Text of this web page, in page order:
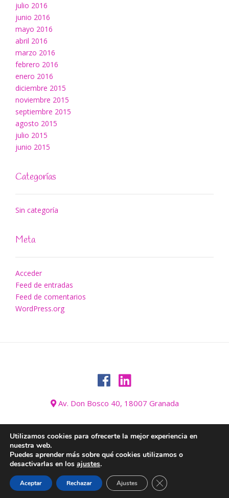
julio 2016
junio 2016
mayo 2016
abril 2016
marzo 2016
febrero 2016
enero 2016
diciembre 2015
noviembre 2015
septiembre 2015
agosto 2015
julio 2015
junio 2015
Categorías
Sin categoría
Meta
Acceder
Feed de entradas
Feed de comentarios
WordPress.org
Av. Don Bosco 40, 18007 Granada
AVISO LEGAL
HOGAR
INFORMACIÓN SOBRE COOKIES
REALICE SU PEDIDO
TEXTIL
Utilizamos cookies para ofrecerte la mejor experiencia en
nuestra web.
Puedes aprender más sobre qué cookies utilizamos o
desactivarlas en los ajustes.
Aceptar Rechazar Ajustes Cerrar el banner de